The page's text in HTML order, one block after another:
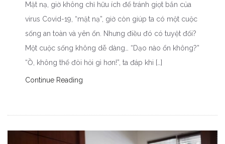
Mặt nạ, giờ không chỉ hữu ích để tránh giọt bắn của
virus Covid-19, “mặt nạ”, giờ còn giúp ta có một cuộc
sống an toàn và yên ổn. Nhưng điều đó có tuyệt đối?
Một cuộc sống không dễ dàng… “Dạo nào ổn không?”
“Ồ, không thể đòi hỏi gì hơn!”, ta đáp khi […]
Continue Reading